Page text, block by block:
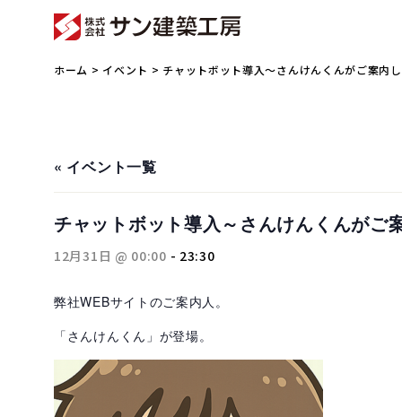
ホーム > イベント > チャットボット導入～さんけんくんがご案内
« イベント一覧
チャットボット導入～さんけんくんがご
12月31日 @ 00:00 - 23:30
弊社WEBサイトのご案内人。
「さんけんくん」が登場。